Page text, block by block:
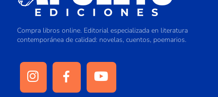
Compra libros online. Editorial especializada en literatura
contemporánea de calidad: novelas, cuentos, poemarios.